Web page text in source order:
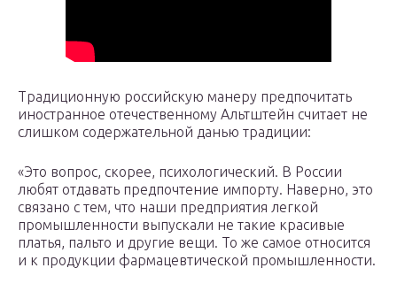
Традиционную российскую манеру предпочитать
иностранное отечественному Альтштейн считает не
слишком содержательной данью традиции:
«Это вопрос, скорее, психологический. В России
любят отдавать предпочтение импорту. Наверно, это
связано с тем, что наши предприятия легкой
промышленности выпускали не такие красивые
платья, пальто и другие вещи. То же самое относится
и к продукции фармацевтической промышленности.